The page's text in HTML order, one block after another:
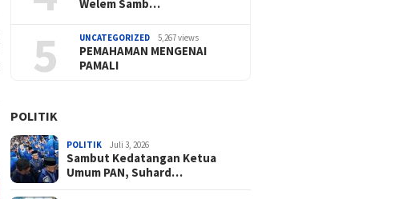
Welem Samb…
5 UNCATEGORIZED 5,267 views
PEMAHAMAN MENGENAI
PAMALI
POLITIK
POLITIK Juli 3, 2026
Sambut Kedatangan Ketua
Umum PAN, Suhard…